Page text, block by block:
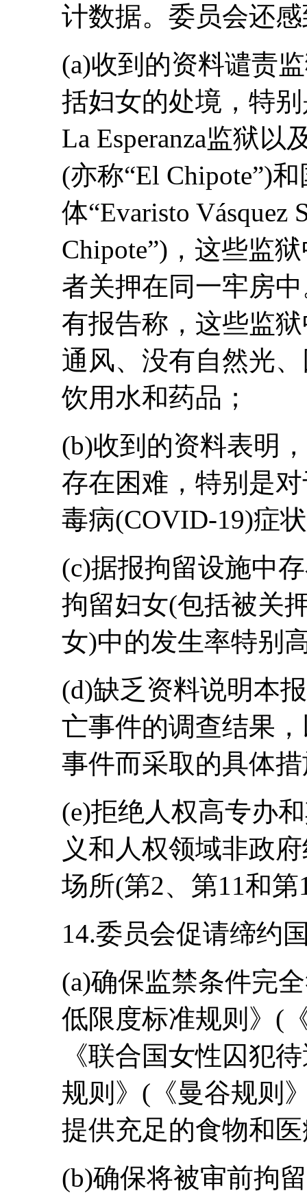
计数据。委员会还
(a)收到的资料谴责
括妇女的处境，特
La Esperanza监狱
(亦称“El Chipote”)
体“Evaristo Vásquez
Chipote”)，这些监
者关押在同一牢房
有报告称，这些监
通风、没有自然光
饮用水和药品；
(b)收到的资料表明
存在困难，特别是
毒病(COVID-19)症
(c)据报拘留设施中
拘留妇女(包括被关
女)中的发生率特别
(d)缺乏资料说明本
亡事件的调查结果
事件而采取的具体
(e)拒绝人权高专办
义和人权领域非政
场所(第2、第11和第
14.委员会促请缔约
(a)确保监禁条件完
低限度标准规则》(
《联合国女性囚犯
规则》(《曼谷规则
提供充足的食物和
(b)确保将被审前拘